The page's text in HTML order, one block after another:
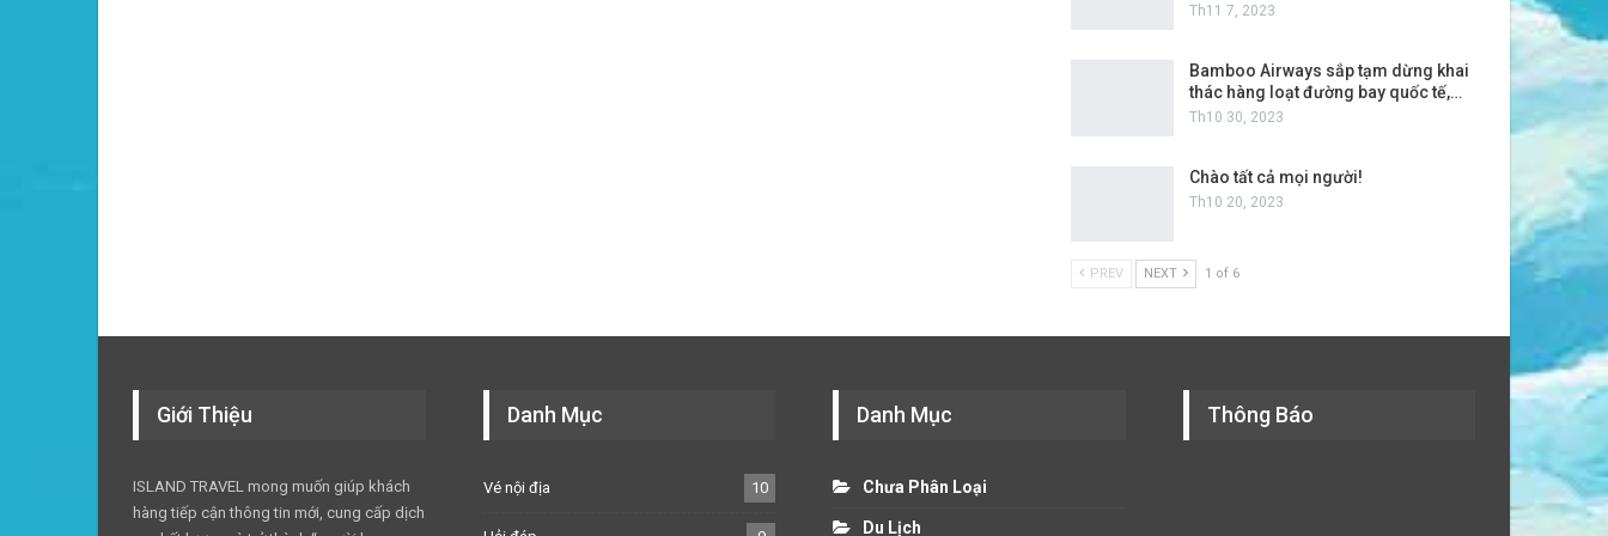
Th11 7, 2023
Bamboo Airways sắp tạm dừng khai
thác hàng loạt đường bay quốc tế,…
Th10 30, 2023
Chào tất cả mọi người!
Th10 20, 2023
PREV NEXT 1 of 6
Giới Thiệu
ISLAND TRAVEL mong muốn giúp khách
hàng tiếp cận thông tin mới, cung cấp dịch
Danh Mục
Vé nội địa 10
Danh Mục
Chưa Phân Loại
Du Lịch
Thông Báo